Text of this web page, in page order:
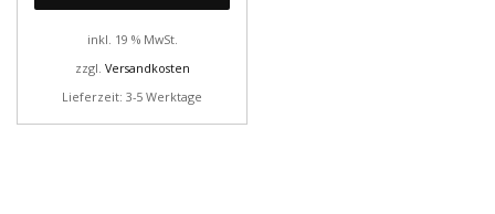
inkl. 19 % MwSt.
zzgl. Versandkosten
Lieferzeit: 3-5 Werktage